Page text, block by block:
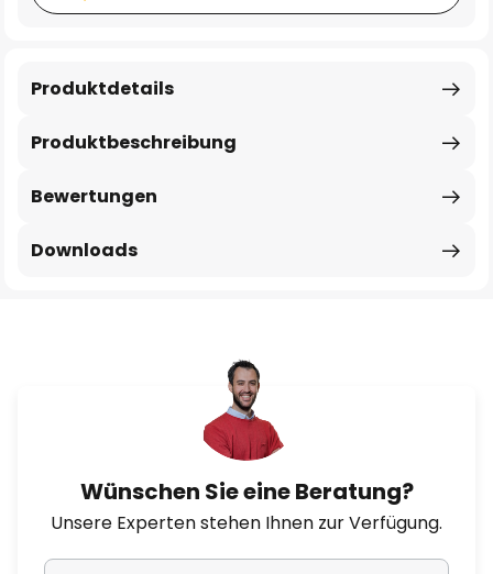
Produktbeschreibung
Produktdetails
Bewertungen
Downloads
Wünschen Sie eine Beratung?
Unsere Experten stehen Ihnen zur Verfügung.